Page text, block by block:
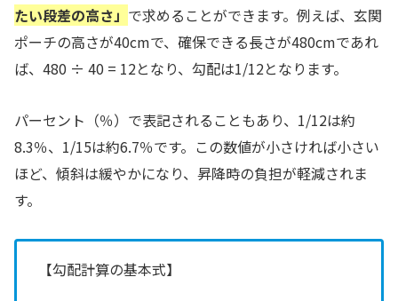
たい段差の高さ」 で求めることができます。例えば、玄関
ポーチの高さが40cmで、確保できる長さが480cmであれ
ば、480 ÷ 40 = 12となり、勾配は1/12となります。
パーセント（％）で表記されることもあり、1/12は約
8.3％、1/15は約6.7％です。この数値が小さければ小さい
ほど、傾斜は緩やかになり、昇降時の負担が軽減されま
す。
【勾配計算の基本式】